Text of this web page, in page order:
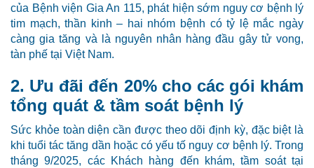
của Bệnh viện Gia An 115, phát hiện sớm nguy cơ bệnh lý
tim mạch, thần kinh – hai nhóm bệnh có tỷ lệ mắc ngày
càng gia tăng và là nguyên nhân hàng đầu gây tử vong,
tàn phế tại Việt Nam.
2. Ưu đãi đến 20% cho các gói khám
tổng quát & tầm soát bệnh lý
Sức khỏe toàn diện cần được theo dõi định kỳ, đặc biệt là
khi tuổi tác tăng dần hoặc có yếu tố nguy cơ bệnh lý. Trong
tháng 9/2025, các Khách hàng đến khám, tầm soát tại